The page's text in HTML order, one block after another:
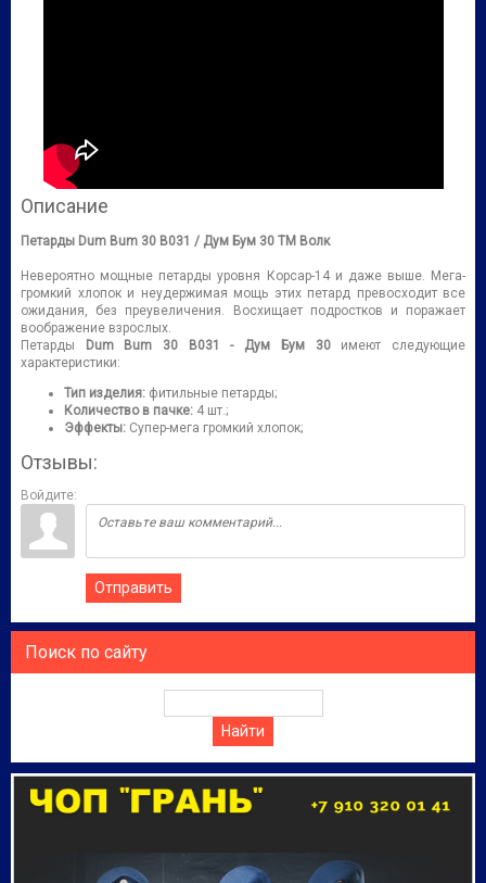
Описание
Петарды Dum Bum 30 B031 / Дум Бум 30 ТМ Волк
Невероятно мощные петарды уровня Корсар-14 и даже выше. Мега-
громкий хлопок и неудержимая мощь этих петард превосходит все
ожидания, без преувеличения. Восхищает подростков и поражает
воображение взрослых.
Петарды Dum Bum 30 B031 - Дум Бум 30 имеют следующие
характеристики:
Тип изделия: фитильные петарды;
Количество в пачке: 4 шт.;
Эффекты: Супер-мега громкий хлопок;
Отзывы:
Войдите:
Отправить
Поиск по сайту